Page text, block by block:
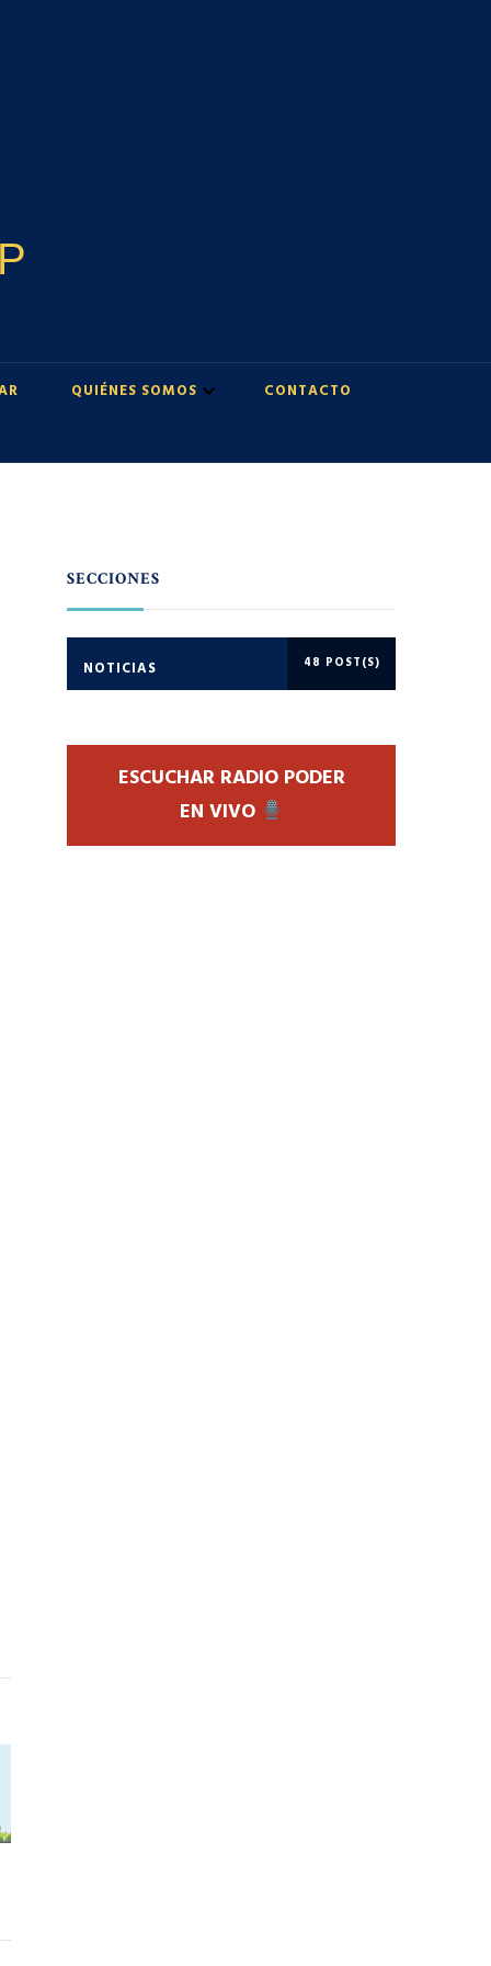
QUIÉNES SOMOS CONTACTO
SECCIONES
NOTICIAS 48 POST(S)
ESCUCHAR RADIO PODER
EN VIVO